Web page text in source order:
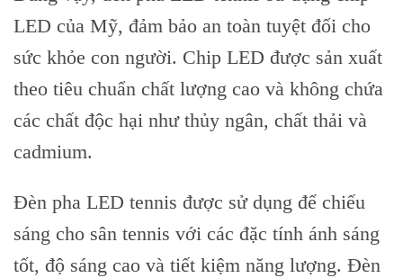
LED của Mỹ, đảm bảo an toàn tuyệt đối cho
sức khỏe con người. Chip LED được sản xuất
theo tiêu chuẩn chất lượng cao và không chứa
các chất độc hại như thủy ngân, chất thải và
cadmium.
Đèn pha LED tennis được sử dụng để chiếu
sáng cho sân tennis với các đặc tính ánh sáng
tốt, độ sáng cao và tiết kiệm năng lượng. Đèn